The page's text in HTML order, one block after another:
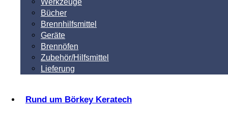
Werkzeuge
Bücher
Brennhilfsmittel
Geräte
Brennöfen
Zubehör/Hilfsmittel
Lieferung
Rund um Börkey Keratech